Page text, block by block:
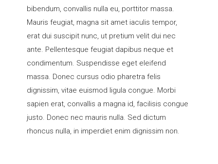
bibendum, convallis nulla eu, porttitor massa.
Mauris feugiat, magna sit amet iaculis tempor,
erat dui suscipit nunc, ut pretium velit dui nec
ante. Pellentesque feugiat dapibus neque et
condimentum. Suspendisse eget eleifend
massa. Donec cursus odio pharetra felis
dignissim, vitae euismod ligula congue. Morbi
sapien erat, convallis a magna id, facilisis congue
justo. Donec nec mauris nulla. Sed dictum
rhoncus nulla, in imperdiet enim dignissim non.